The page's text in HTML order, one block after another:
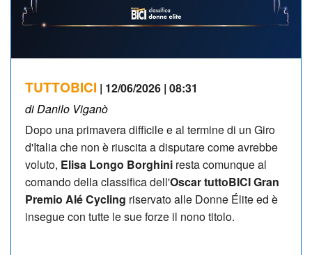
TUTTOBICI | 12/06/2026 | 08:31
di Danilo Viganò
Dopo una primavera difficile e al termine di un Giro
d'Italia che non è riuscita a disputare come avrebbe
voluto, Elisa Longo Borghini resta comunque al
comando della classifica dell'Oscar tuttoBICI Gran
Premio Alé Cycling riservato alle Donne Élite ed è
insegue con tutte le sue forze il nono titolo.